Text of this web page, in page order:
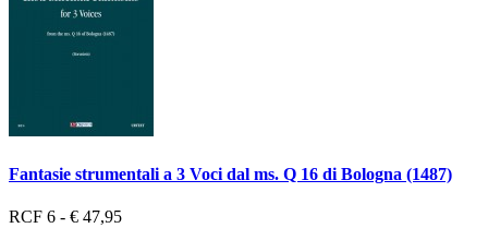
Fantasie strumentali a 3 Voci dal ms. Q 16 di Bologna (1487)
RCF 6 - € 47,95